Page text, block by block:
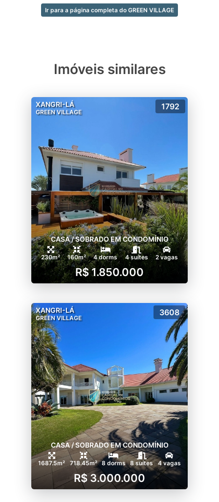
Ir para a página completa do GREEN VILLAGE
Imóveis similares
XANGRI-LÁ
GREEN VILLAGE
1792
CASA / SOBRADO EM CONDOMÍNIO
230m² 160m² 4 dorms 4 suítes 2 vagas
R$ 1.850.000
XANGRI-LÁ
GREEN VILLAGE
3608
CASA / SOBRADO EM CONDOMÍNIO
1687.5m² 718.45m² 8 dorms 8 suítes 4 vagas
R$ 3.000.000